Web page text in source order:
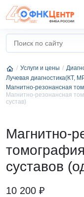
Услуги и цены
Лучевая диагностика(КТ,
Магнитно-резонансная
Магнитно-резонансная
сустав)
Магнитно-
суставов
10 200 ₽